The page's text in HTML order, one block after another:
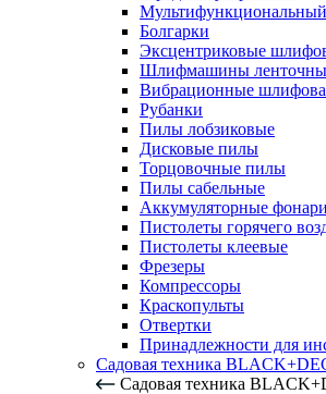
Болгарки
Эксцентриковые
Шлифмашины
Вибрационные
Рубанки
Пилы лобзиковые
Дисковые пилы
Торцовочные пилы
Пилы сабельные
Аккумуляторные фонари
Пистолеты горячего
Пистолеты клеевые
Фрезеры
Компрессоры
Краскопульты
Отвертки
Принадлежности для
Садовая техника
Садовая техника